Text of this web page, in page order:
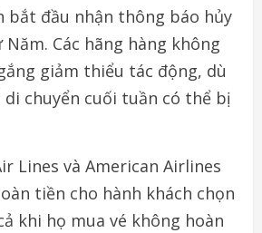
bắt đầu nhận thông báo hủy
Các hãng hàng không
giảm thiểu tác động, dù
di chuyển cuối tuần có thể bị
Lines và American Airlines
tiền cho hành khách chọn
khi họ mua vé không hoàn